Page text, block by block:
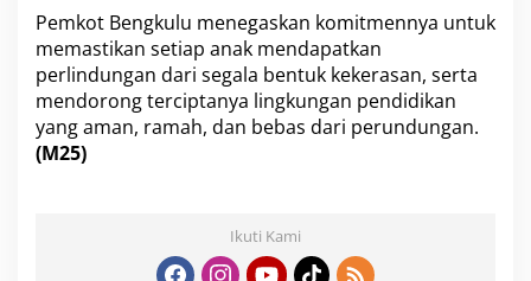
Pemkot Bengkulu menegaskan komitmennya untuk
memastikan setiap anak mendapatkan
perlindungan dari segala bentuk kekerasan, serta
mendorong terciptanya lingkungan pendidikan
yang aman, ramah, dan bebas dari perundungan.
(M25)
Ikuti Kami